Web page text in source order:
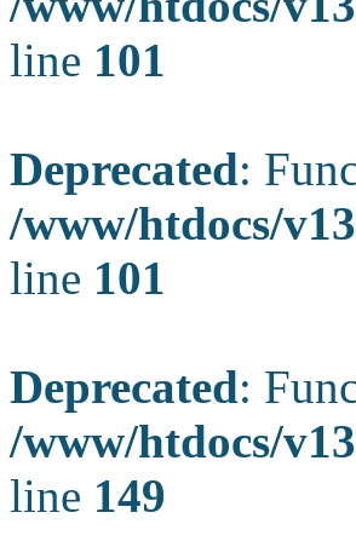
line 101
Deprecated:
/www/htdocs/
line 101
Deprecated:
/www/htdocs/
line 149